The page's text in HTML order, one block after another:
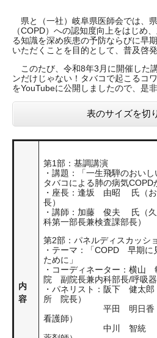
県と（一社）岐阜県医師会では、
（COPD）への認知度向上をはじめ
る知識を深め疾患の予防ならびに早
いただくことを目的として、普及啓
このたび、令和8年3月に開催した
ンだけじゃない！タバコで起こるコ
をYouTubeに公開しましたので、是
表のサイズを切
内
容
第1部：基調講演
・講題：「一生飛騨のおい
タバコによる肺の病気COPD
・座長：逢坂 由昭 氏（
長）
・講師：加藤 俊夫 氏（
科第一部長兼検査課部長）
第2部：パネルディスカッシ
・テーマ：「COPD 早期に
ために」
・コーディネーター：横
院 副院長兼内科部長/呼吸器
・パネリスト：阪下 健太
所 院長）
平田 明日香 氏（
看護師）
中川 智統 氏（